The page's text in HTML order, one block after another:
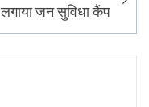
लगाया जन सुविधा कैंप